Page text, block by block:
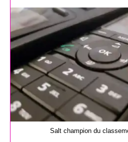
la
publication :
Salt champion du